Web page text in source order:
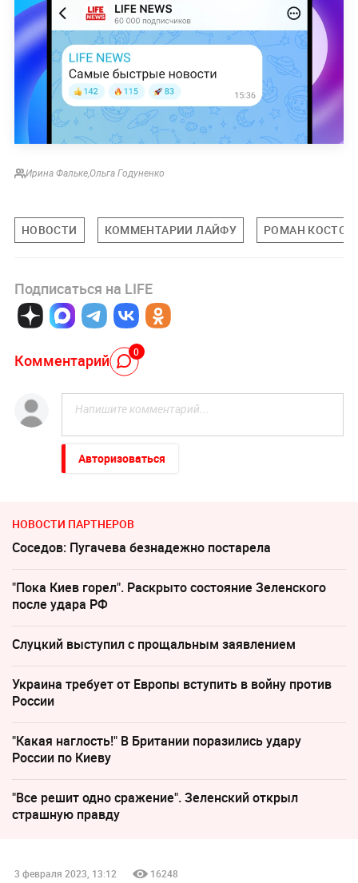
Ирина Фальке,Ольга Годуненко
НОВОСТИ КОММЕНТАРИИ ЛАЙФУ РОМАН
Подписаться на LIFE
Комментарий 0
Авторизоваться
НОВОСТИ ПАРТНЕРОВ
Соседов: Пугачева безнадежно постарела
"Пока Киев горел". Раскрыто состояние Зеленского
после удара РФ
Слуцкий выступил с прощальным заявлением
Украина требует от Европы вступить в войну против
России
"Какая наглость!" В Британии поразились удару
России по Киеву
"Все решит одно сражение". Зеленский открыл
страшную правду
3 февраля 2023, 13:12 16248